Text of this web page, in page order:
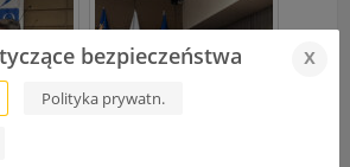
bezpieczeństwa x
Polityka prywatn.